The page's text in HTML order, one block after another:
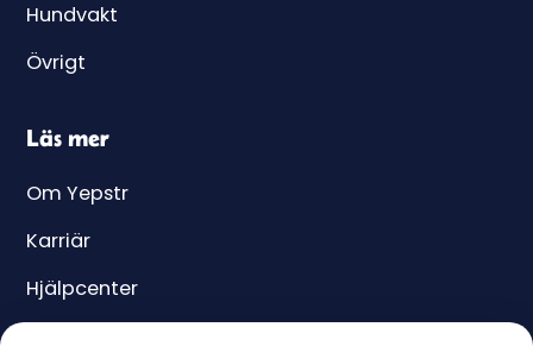
Hundvakt
Övrigt
Läs mer
Om Yepstr
Karriär
Hjälpcenter